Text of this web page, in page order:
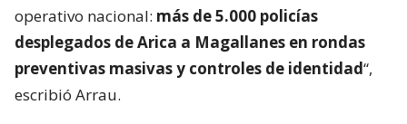
operativo nacional: más de 5.000 policías
desplegados de Arica a Magallanes en rondas
preventivas masivas y controles de identidad“,
escribió Arrau.